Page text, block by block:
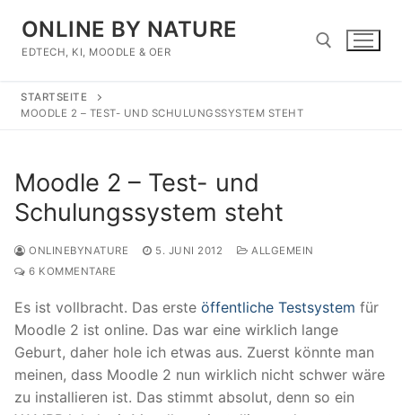
Inhalt
springen
ONLINE BY NATURE
EDTECH, KI, MOODLE & OER
Suchen nach:
STARTSEITE
MOODLE 2 – TEST- UND SCHULUNGSSYSTEM STEHT
Moodle 2 – Test- und
Schulungssystem steht
ONLINEBYNATURE 5. JUNI 2012
ALLGEMEIN
6 KOMMENTARE
Es ist vollbracht. Das erste öffentliche Testsystem für
Moodle 2 ist online. Das war eine wirklich lange
Geburt, daher hole ich etwas aus. Zuerst könnte man
meinen, dass Moodle 2 nun wirklich nicht schwer wäre
zu installieren ist. Das stimmt absolut, denn so ein